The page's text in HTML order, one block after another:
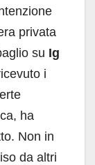
privata
su Ig
i
ha
Non in
da altri